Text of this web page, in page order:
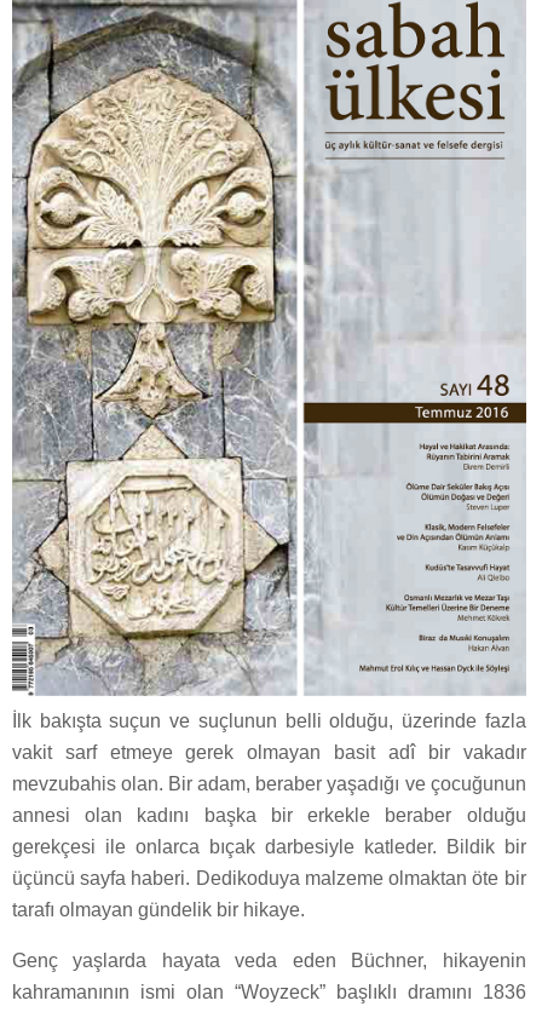
İlk bakışta suçun ve suçlunun belli olduğu, üzerinde fazla
vakit sarf etmeye gerek olmayan basit adî bir vakadır
mevzubahis olan. Bir adam, beraber yaşadığı ve çocuğunun
annesi olan kadını başka bir erkekle beraber olduğu
gerekçesi ile onlarca bıçak darbesiyle katleder. Bildik bir
üçüncü sayfa haberi. Dedikoduya malzeme olmaktan öte bir
tarafı olmayan gündelik bir hikaye.
Genç yaşlarda hayata veda eden Büchner, hikayenin
kahramanının ismi olan “Woyzeck” başlıklı dramını 1836